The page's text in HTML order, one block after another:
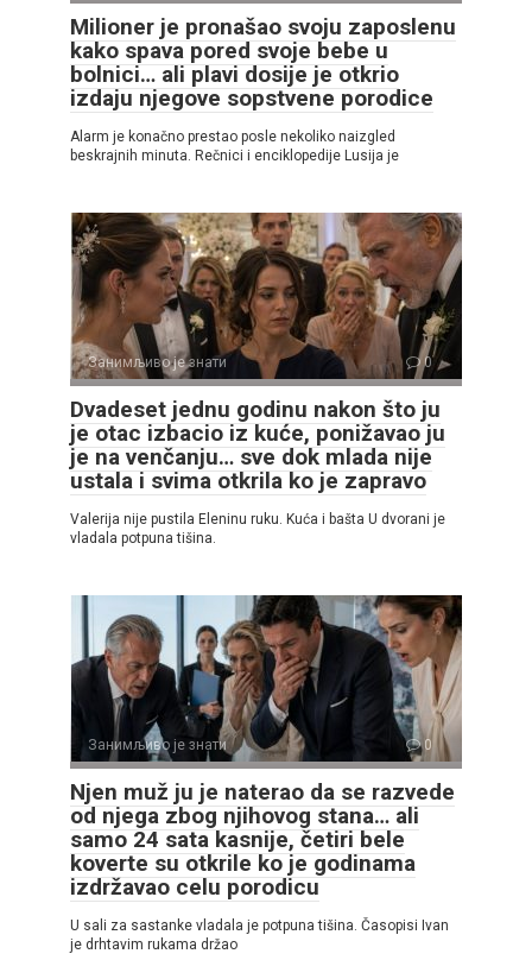
Milioner je pronašao svoju zaposlenu
kako spava pored svoje bebe u
bolnici… ali plavi dosije je otkrio
izdaju njegove sopstvene porodice
Alarm je konačno prestao posle nekoliko naizgled
beskrajnih minuta. Rečnici i enciklopedije Lusija je
Занимљиво је знати 0
Dvadeset jednu godinu nakon što ju
je otac izbacio iz kuće, ponižavao ju
je na venčanju… sve dok mlada nije
ustala i svima otkrila ko je zapravo
Valerija nije pustila Eleninu ruku. Kuća i bašta U dvorani je
vladala potpuna tišina.
Занимљиво је знати 0
Njen muž ju je naterao da se razvede
od njega zbog njihovog stana… ali
samo 24 sata kasnije, četiri bele
koverte su otkrile ko je godinama
izdržavao celu porodicu
U sali za sastanke vladala je potpuna tišina. Časopisi Ivan
je drhtavim rukama držao